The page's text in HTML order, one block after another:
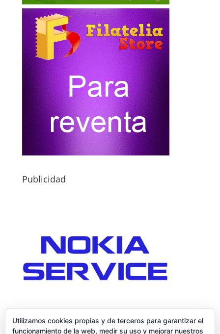
Publicidad
Utilizamos cookies propias y de terceros para garantizar el
funcionamiento de la web, medir su uso y mejorar nuestros